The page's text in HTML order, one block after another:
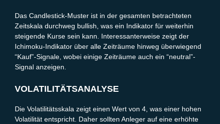
Das Candlestick-Muster ist in der gesamten betrachteten
Zeitskala durchweg bullish, was ein Indikator für weiterhin
steigende Kurse sein kann. Interessanterweise zeigt der
Ichimoku-Indikator über alle Zeiträume hinweg überwiegend
“Kauf”-Signale, wobei einige Zeiträume auch ein “neutral”-
Signal anzeigen.
VOLATILITÄTSANALYSE
Die Volatilitätsskala zeigt einen Wert von 4, was einer hohen
Volatilität entspricht. Daher sollten Anleger auf eine erhöhte